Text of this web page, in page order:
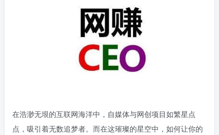
在浩渺无垠的互联网海洋中，自媒体与网创项目如繁星点
点，吸引着无数追梦者。而在这璀璨的星空中，如何让你的